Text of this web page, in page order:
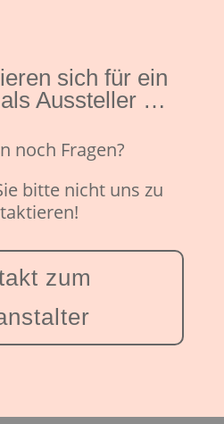
sich für ein
Aussteller …
noch Fragen?
bitte nicht uns zu
zum